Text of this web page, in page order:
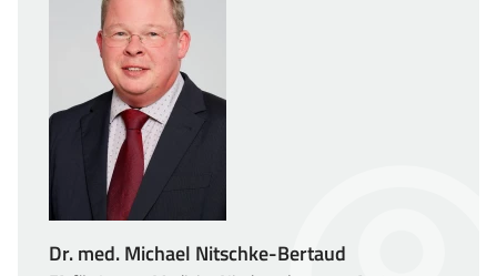
Dr. med. Michael Nitschke-Bertaud